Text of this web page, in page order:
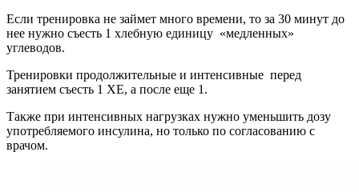
Если тренировка не займет много времени, то за 30 минут до
нее нужно съесть 1 хлебную единицу «медленных»
углеводов.
Тренировки продолжительные и интенсивные перед
занятием съесть 1 ХЕ, а после еще 1.
Также при интенсивных нагрузках нужно уменьшить дозу
употребляемого инсулина, но только по согласованию с
врачом.